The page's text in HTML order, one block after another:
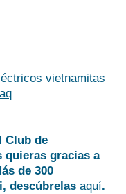
vietnamitas
Club de
quieras gracias a
de 300
descúbrelas aquí.